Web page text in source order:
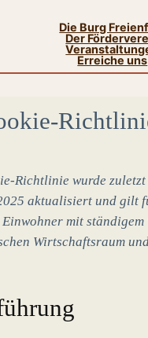
Die Burg
Der
Erreiche uns
Richtlinie wurde zuletzt
aktualisiert und gilt
mit ständigem
Wirtschaftsraum